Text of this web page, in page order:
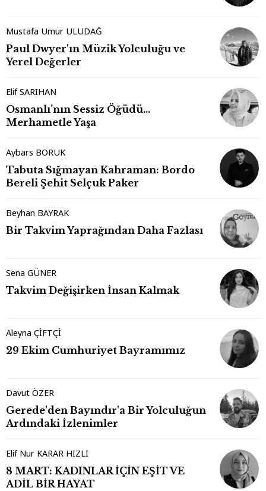
Mustafa Umur ULUDAĞ
Paul Dwyer'ın Müzik Yolculuğu ve
Yerel Değerler
Elif SARIHAN
Osmanlı’nın Sessiz Öğüdü…
Merhametle Yaşa
Aybars BORUK
Tabuta Sığmayan Kahraman: Bordo
Bereli Şehit Selçuk Paker
Beyhan BAYRAK
Bir Takvim Yaprağından Daha Fazlası
Sena GÜNER
Takvim Değişirken İnsan Kalmak
Aleyna ÇİFTÇİ
29 Ekim Cumhuriyet Bayramımız
Davut ÖZER
Gerede'den Bayındır'a Bir Yolculuğun
Ardındaki İzlenimler
Elif Nur KARAR HIZLI
8 MART: KADINLAR İÇİN EŞİT VE
ADİL BİR HAYAT